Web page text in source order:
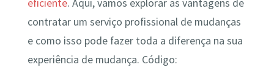
eficiente. Aqui, vamos explorar as vantagens de
contratar um serviço profissional de mudanças
e como isso pode fazer toda a diferença na sua
experiência de mudança. Código: